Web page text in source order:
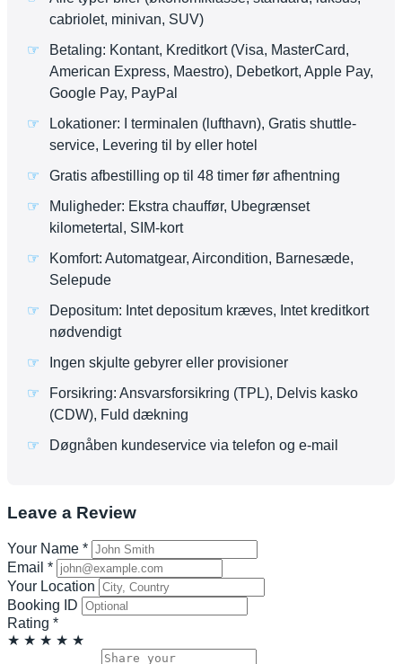
cabriolet, minivan, SUV)
Betaling: Kontant, Kreditkort (Visa, MasterCard,
American Express, Maestro), Debetkort, Apple Pay,
Google Pay, PayPal
Lokationer: I terminalen (lufthavn), Gratis shuttle-
service, Levering til by eller hotel
Gratis afbestilling op til 48 timer før afhentning
Muligheder: Ekstra chauffør, Ubegrænset
kilometertal, SIM-kort
Komfort: Automatgear, Aircondition, Barnesæde,
Selepude
Depositum: Intet depositum kræves, Intet kreditkort
nødvendigt
Ingen skjulte gebyrer eller provisioner
Forsikring: Ansvarsforsikring (TPL), Delvis kasko
(CDW), Fuld dækning
Døgnåben kundeservice via telefon og e-mail
Leave a Review
Your Name *
Email *
Your Location
Booking ID
Rating *
★ ★ ★ ★ ★